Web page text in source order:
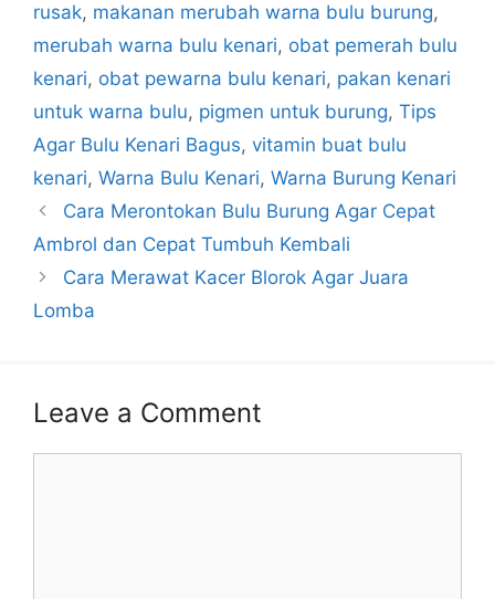
rusak, makanan merubah warna bulu burung,
merubah warna bulu kenari, obat pemerah bulu
kenari, obat pewarna bulu kenari, pakan kenari
untuk warna bulu, pigmen untuk burung, Tips
Agar Bulu Kenari Bagus, vitamin buat bulu
kenari, Warna Bulu Kenari, Warna Burung Kenari
Cara Merontokan Bulu Burung Agar Cepat
Ambrol dan Cepat Tumbuh Kembali
Cara Merawat Kacer Blorok Agar Juara
Lomba
Leave a Comment